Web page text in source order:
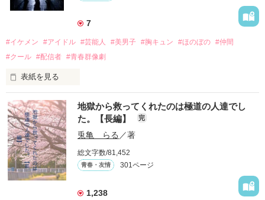
7
#イケメン #アイドル #芸能人 #美男子 #胸キュン #ほのぼの #仲間
#クール #配信者 #青春群像劇
表紙を見る
推しは画面の向こうにいるはずだったのに、仕事先で毎日会っ
ています。
不器用でも努力を諦めない赤。
無口で頼れる黒。
天才肌で笑顔が眩しい白。
三人の姿に勇気をもらい、「私も一歩踏み出してみたい」と思
えるようになった。
地獄から救ってくれたのは極道の人達でし
た。【長編】
完
兎亀 らる ／著
総文字数/81,452
青春・友情 301ページ
1,238